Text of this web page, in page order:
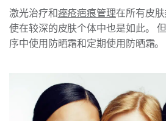
激光治疗和痤疮疤痕管理在所有皮
使在较深的皮肤个体中也是如此。
序中使用防晒霜和定期使用防晒霜。